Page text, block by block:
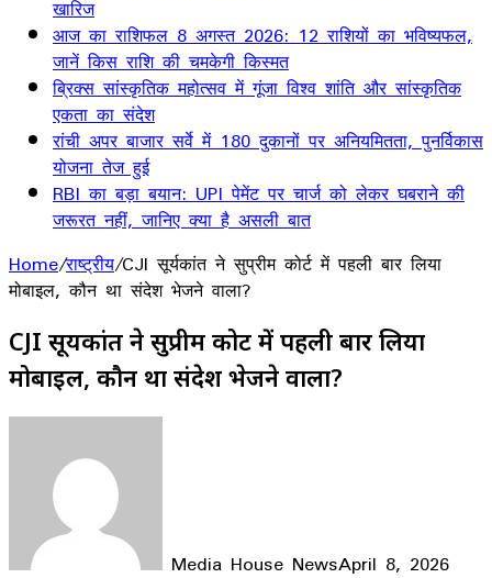
खारिज
आज का राशिफल 8 अगस्त 2026: 12 राशियों का भविष्यफल,
जानें किस राशि की चमकेगी किस्मत
ब्रिक्स सांस्कृतिक महोत्सव में गूंजा विश्व शांति और सांस्कृतिक
एकता का संदेश
रांची अपर बाजार सर्वे में 180 दुकानों पर अनियमितता, पुनर्विकास
योजना तेज हुई
RBI का बड़ा बयान: UPI पेमेंट पर चार्ज को लेकर घबराने की
जरूरत नहीं, जानिए क्या है असली बात
Home/राष्ट्रीय/CJI सूर्यकांत ने सुप्रीम कोर्ट में पहली बार लिया
मोबाइल, कौन था संदेश भेजने वाला?
CJI सूर्यकांत ने सुप्रीम कोर्ट में पहली बार लिया
मोबाइल, कौन था संदेश भेजने वाला?
Media House NewsApril 8, 2026